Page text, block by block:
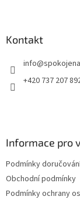
Kontakt
info@
+420 737 207
Informace pro
Podmínky
Obchodní podmínky
Podmínky ochrany